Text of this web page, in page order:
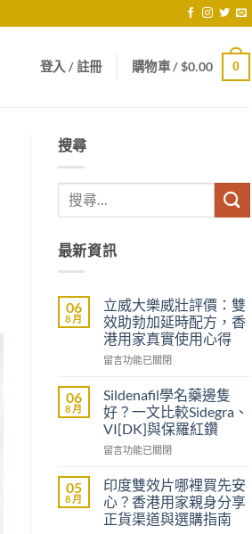
登入 / 註冊 購物車 /$0.00 0
搜尋
最新資訊
06
8 月
立威大樂威壯評價：雙
效助勃加延時配方，香
港用家真實使用心得
在
威
大
樂
威
壯
價：
雙
效
助
留言功能已關閉
06
8 月
Sildenafil學名藥邊隻
好？一文比較Sidegra、
VI[DK]與保羅紅鑽
在
學
名
藥
邊
留言功能已關閉
05
8 月
印度雙效片哪裡買先安
心？香港用家親身分享
正貨渠道與選購指南